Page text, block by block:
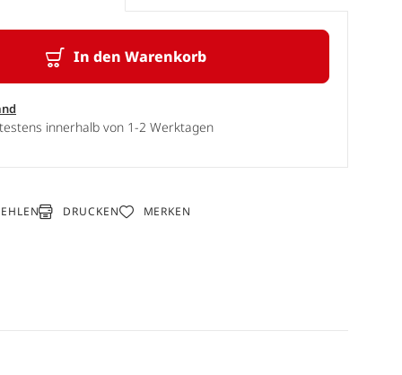
In den Warenkorb
innerhalb von 1-2 Werktagen
DRUCKEN MERKEN